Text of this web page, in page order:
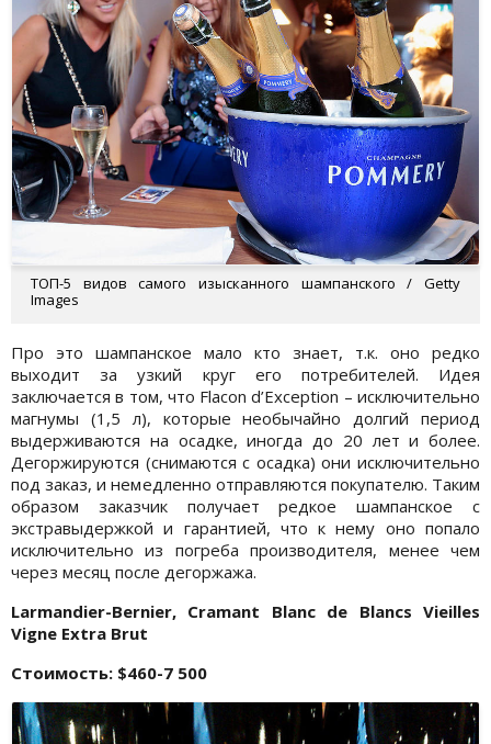
ТОП-5 видов самого изысканного шампанского / Getty
Images
Про это шампанское мало кто знает, т.к. оно редко
выходит за узкий круг его потребителей. Идея
заключается в том, что Flacon d’Exception – исключительно
магнумы (1,5 л), которые необычайно долгий период
выдерживаются на осадке, иногда до 20 лет и более.
Дегоржируются (снимаются с осадка) они исключительно
под заказ, и немедленно отправляются покупателю. Таким
образом заказчик получает редкое шампанское с
экстравыдержкой и гарантией, что к нему оно попало
исключительно из погреба производителя, менее чем
через месяц после дегоржажа.
Larmandier-Bernier, Cramant Blanc de Blancs Vieilles
Vigne Extra Brut
Стоимость: $460-7 500